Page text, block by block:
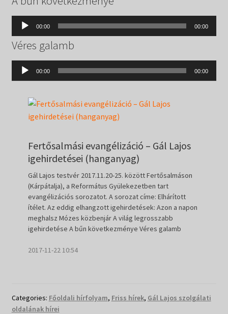
Audió
lejátszó
00:00 00:00
Véres galamb
Audió
lejátszó
00:00 00:00
Fertősalmási evangélizáció – Gál Lajos
igehirdetései (hanganyag)
Gál Lajos testvér 2017.11.20-25. között Fertősalmáson
(Kárpátalja), a Református Gyülekezetben tart
evangélizációs sorozatot. A sorozat címe: Elhárított
ítélet. Az eddig elhangzott igehirdetések: Azon a napon
meghalsz Mózes közbenjár A világ legrosszabb
igehirdetése A bűn következménye Véres galamb
2017-11-22 10:54
Categories: Főoldali hírfolyam, Friss hírek, Gál Lajos szolgálati
oldalának hírei